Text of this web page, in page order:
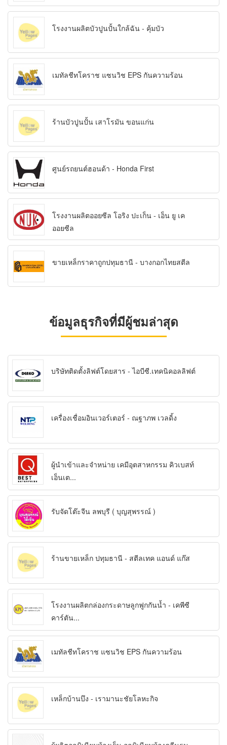
โรงงานผลิตบัวปูนปั้นใกล้ฉัน - คุ้มบัว
เมทัลชีทโคราช แซนวิช EPS กันความร้อน
ร้านบัวปูนปั้น เสาโรมัน ขอนแก่น
ศูนย์รถยนต์ฮอนด้า - Honda First
โรงงานผลิตออยซีล โอริง ปะเก็น - เอ็น ยู เค
ออยซีล
ขายเหล็กราคาถูกปทุมธานี - บางกอกไทยสตีล
ข้อมูลธุรกิจที่มีผู้ชมล่าสุด
บริษัทติดตั้งลิฟต์โดยสาร - ไอบีซี.เทคนิคอลลิฟต์
เครื่องเชื่อมอินเวอร์เตอร์ - ณฐาภพ เวลดิ้ง
ผู้นำเข้าและจำหน่าย เคมีอุตสาหกรรม คิวเบสท์
เอ็นเต...
รับจัดโต๊ะจีน ลพบุรี ( บุญสุพรรณ์ )
ร้านขายเหล็ก ปทุมธานี - สตีลเทค แอนด์ แก๊ส
โรงงานผลิตกล่องกระดาษลูกฟูกกันน้ำ - เคพีซี
คาร์ตัน...
เมทัลชีทโคราช แซนวิช EPS กันความร้อน
เหล็กบ้านบึง - เรามานะชัยโลหะกิจ